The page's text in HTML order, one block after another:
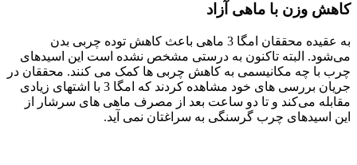
کاهش وزن با ماهی آزاد
به عقیده‌ محققان امگا 3 ماهی باعث کاهش توده‌ چربی بدن
می‌شود. البته تاکنون به درستی مشخص نشده است این اسیدهای
چرب با چه مکانیسمی به کاهش چربی‌ ها کمک می ‌کنند. محققان در
جریان بررسی ‌های خود مشاهده کردند که امگا 3 با اشتهای زیادی
مقابله می‌کند و تا دو ساعت بعد از مصرف ماهی ‌های سرشار از
این اسیدهای چرب گرسنگی به سراغتان نمی ‌آید.